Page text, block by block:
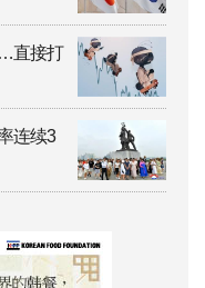
直接打
连续3